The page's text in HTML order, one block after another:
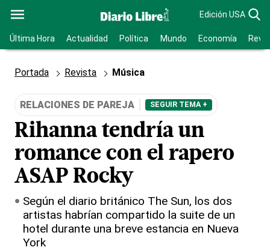
Edición USA
Última Hora Actualidad Política Mundo Economía
Portada Revista Música
RELACIONES DE PAREJA SEGUIR TEMA +
Rihanna tendría un
romance con el rapero
ASAP Rocky
Según el diario británico The Sun, los dos
artistas habrían compartido la suite de un
hotel durante una breve estancia en Nueva
York